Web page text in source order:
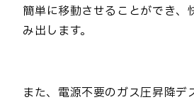
簡単に移動させることができ、
み出します。
また、電源不要のガス圧昇降デ